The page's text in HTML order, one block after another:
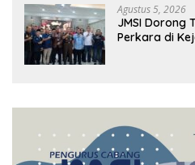
Penghargaan
Agustus 5, 2026
JMSI Dorong
Perkara di